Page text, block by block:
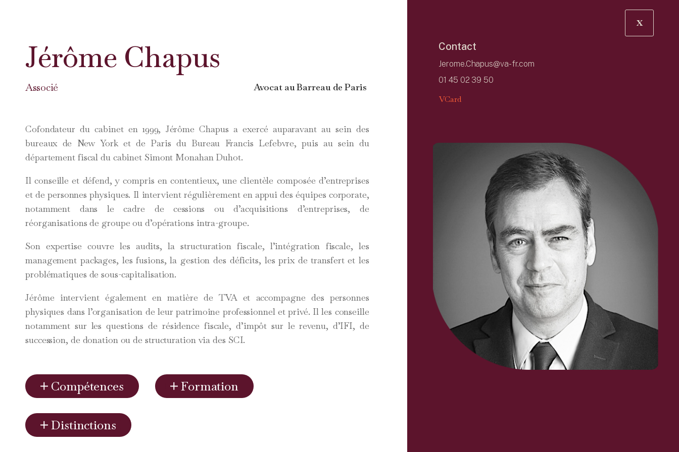
Jérôme Chapus
Associé Avocat au Barreau de Paris
Cofondateur du cabinet en 1999, Jérôme Chapus a exercé auparavant au sein des
bureaux de New York et de Paris du Bureau Francis Lefebvre, puis au sein du
département fiscal du cabinet Simont Monahan Duhot.
Il conseille et défend, y compris en contentieux, une clientèle composée d’entreprises
et de personnes physiques. Il intervient régulièrement en appui des équipes corporate,
notamment dans le cadre de cessions ou d’acquisitions d’entreprises, de
réorganisations de groupe ou d’opérations intra-groupe.
Son expertise couvre les audits, la structuration fiscale, l’intégration fiscale, les
management packages, les fusions, la gestion des déficits, les prix de transfert et les
problématiques de sous-capitalisation.
Jérôme intervient également en matière de TVA et accompagne des personnes
physiques dans l’organisation de leur patrimoine professionnel et privé. Il les conseille
notamment sur les questions de résidence fiscale, d’impôt sur le revenu, d’IFI, de
succession, de donation ou de structuration via des SCI.
Compétences Formation
Distinctions
Contact
Jerome.Chapus@va-fr.com
01 45 02 39 50
VCard
X